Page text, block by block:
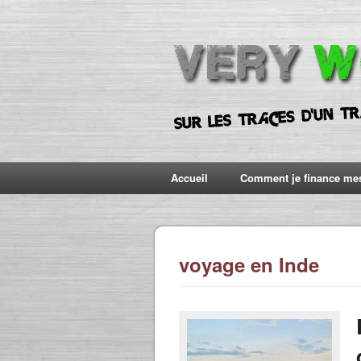
Accueil Comment je finance
voyage en Inde